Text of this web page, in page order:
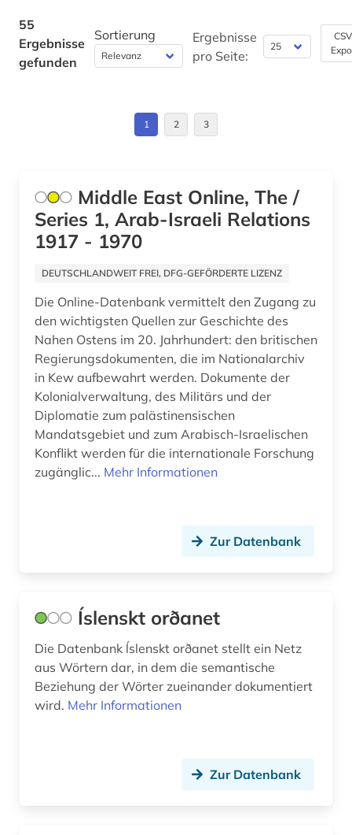
portugiesisch (1)
privatarchiv (1)
saga (1)
sagas (1)
schweden (3)
schwedisch (1)
skaldendichtung (1)
skandinavien (2)
spanisch (1)
sprachwissenschaft (3)
vermögen (1)
volkskunde (1)
volkszählung (2)
wahl (1)
Lettland (2)
Malta (1)
Mittelamerika (1)
Monaco (1)
Montenegro (1)
Niederlande (2)
Niedersachsen (1)
Nordamerika (1)
Oesterreich (2)
Osteuropa (1)
Ostmitteleuropa (1)
55
Ergebnisse
gefunden
Sortierung
Ergebnisse
pro Seite:
1 2 3
Middle East Online, The /
Series 1, Arab-Israeli Relations
1917 - 1970
DEUTSCHLANDWEIT FREI, DFG-GEFÖRDERTE LIZENZ
Die Online-Datenbank vermittelt den Zugang zu
den wichtigsten Quellen zur Geschichte des
Nahen Ostens im 20. Jahrhundert: den britischen
Regierungsdokumenten, die im Nationalarchiv
in Kew aufbewahrt werden. Dokumente der
Kolonialverwaltung, des Militärs und der
Diplomatie zum palästinensischen
Mandatsgebiet und zum Arabisch-Israelischen
Konflikt werden für die internationale Forschung
zugänglic... Mehr Informationen
Zur Datenbank
Íslenskt orðanet
Die Datenbank ĺslenskt orðanet stellt ein Netz
aus Wörtern dar, in dem die semantische
Beziehung der Wörter zueinander dokumentiert
wird. Mehr Informationen
Zur Datenbank